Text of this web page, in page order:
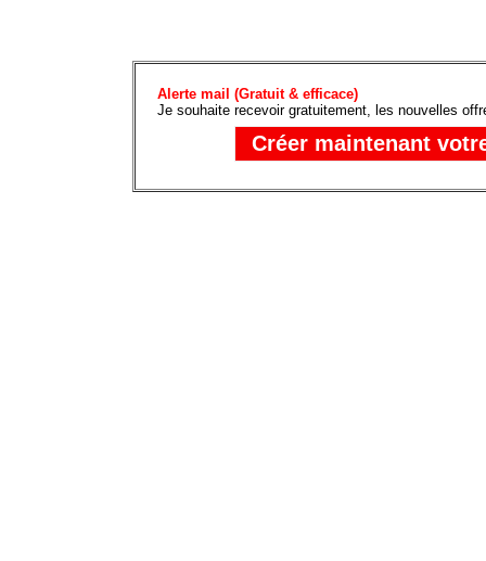
Alerte mail (Gratuit & efficace)
Je souhaite recevoir gratuitement, les nouvelles